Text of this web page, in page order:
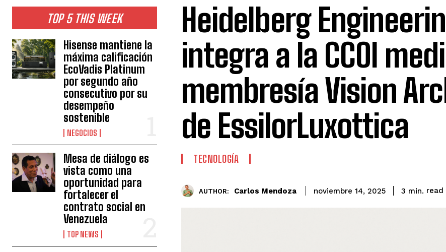
TOP 5 THIS WEEK
Hisense mantiene la
máxima calificación
EcoVadis Platinum
por segundo año
consecutivo por su
desempeño
sostenible
NEGOCIOS
Mesa de diálogo es
vista como una
oportunidad para
fortalecer el
contrato social en
Venezuela
TOP NEWS
Heidelberg
integra a la CCOI
membresía Vision
de EssilorLuxottica
TECNOLOGÍA
AUTHOR: Carlos Mendoza noviembre 14, 2025 3 min. read